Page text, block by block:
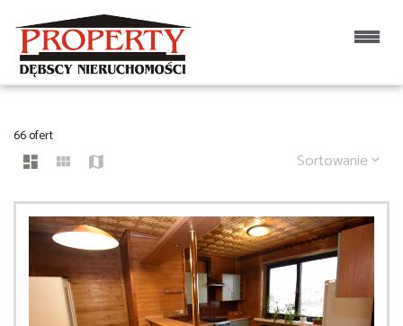
DOMY
66 ofert
Sortowanie